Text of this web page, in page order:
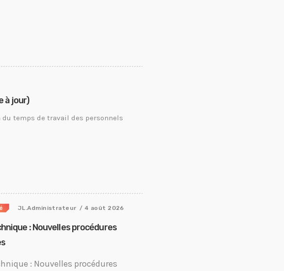
à jour)
temps de travail des personnels
JL.Administrateur / 4 août 2026
: Nouvelles procédures
: Nouvelles procédures